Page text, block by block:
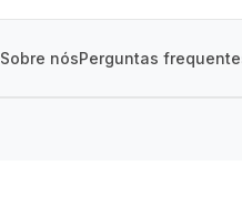
Sobre nósPerguntas